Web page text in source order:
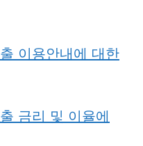
이용안내에 대한
금리 및 이율에